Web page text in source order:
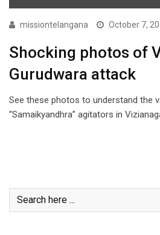
missiontelangana October 7,
Shocking photos of
Gurudwara attack
See these photos to understand the
“Samaikyandhra” agitators in